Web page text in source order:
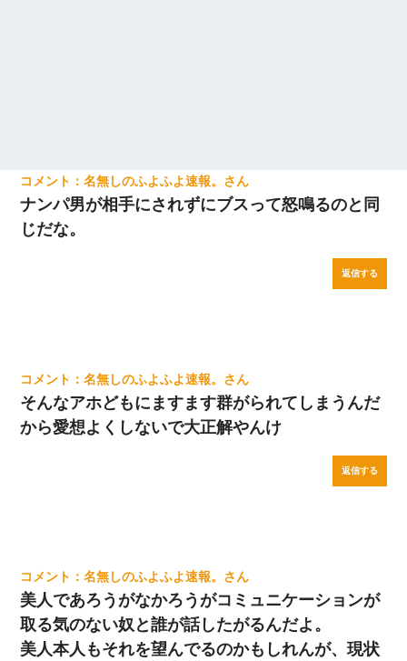
名無しのふよふよ速報。
ナンパ男が相手にされずにブスって怒鳴るのと同
じだな。
返信する
名無しのふよふよ速報。
そんなアホどもにますます群がられてしまうんだ
から愛想よくしないで大正解やんけ
返信する
名無しのふよふよ速報。
美人であろうがなかろうがコミュニケーションが
取る気のない奴と誰が話したがるんだよ。
美人本人もそれを望んでるのかもしれんが、現状